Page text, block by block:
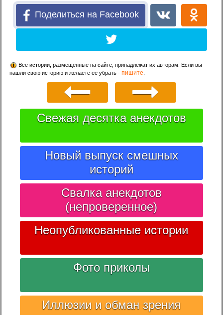
Поделиться на Facebook
Все истории, размещённые на сайте, принадлежат их авторам. Если вы
нашли свою историю и желаете ее убрать -пишите
Свежая десятка анекдотов
Новый выпуск смешных
историй
Свалка анекдотов
(непроверенное)
Неопубликованные истории
Фото приколы
Иллюзии и обман зрения